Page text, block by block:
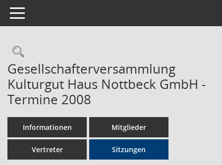
Toggle navigation
Rechercheauswahl
Gesellschafterversammlung
Kulturgut Haus Nottbeck GmbH -
Termine 2008
Informationen Mitglieder
Vertreter Sitzungen